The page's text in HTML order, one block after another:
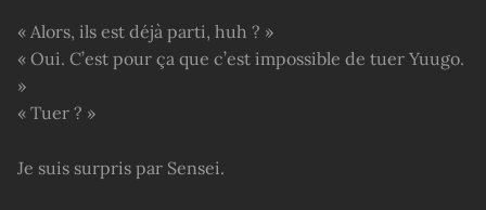
« Alors, ils est déjà parti, huh ? »
« Oui. C’est pour ça que c’est impossible de tuer Yuugo.
»
« Tuer ? »
Je suis surpris par Sensei.